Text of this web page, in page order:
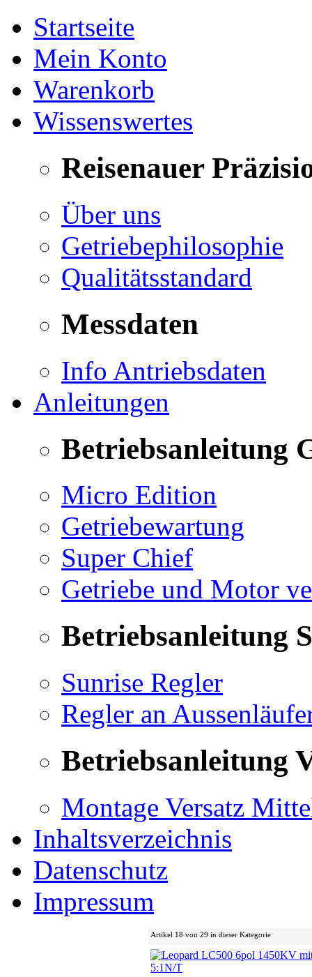
Startseite
Mein Konto
Warenkorb
Wissenswertes
Reisenauer
Über uns
Getriebephilosophie
Qualitätsstandard
Messdaten
Info Antriebsdaten
Anleitungen
Betriebsanleitung
Micro Edition
Getriebewartung
Super Chief
Getriebe und Motor
Betriebsanleitung
Sunrise Regler
Regler an
Betriebsanleitung
Montage Versatz
Inhaltsverzeichnis
Datenschutz
Impressum
Artikel 18 von 29 in dieser Kategorie